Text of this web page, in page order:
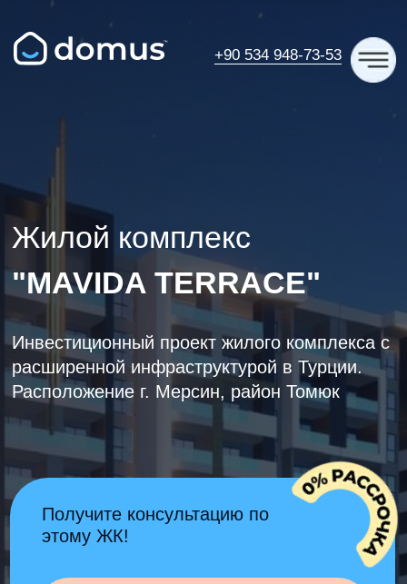
"MAVIDA TERRACE"
Получите консультацию по
этому ЖК!
*Мы свяжемся в удобном в мессенджере:
Инвестиционный проект жилого комплекса с
расширенной инфраструктурой в Турции.
Расположение г. Мерсин, район Томюк
ПОЛУЧИТЬ КОНСУЛЬТАЦИЮ
ID проекта:
+90 534 948-73-53